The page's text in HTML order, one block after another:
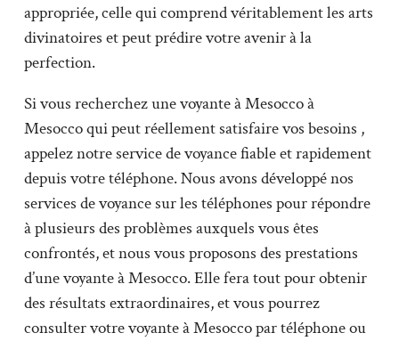
appropriée, celle qui comprend véritablement les arts
divinatoires et peut prédire votre avenir à la
perfection.
Si vous recherchez une voyante à Mesocco à
Mesocco qui peut réellement satisfaire vos besoins ,
appelez notre service de voyance fiable et rapidement
depuis votre téléphone. Nous avons développé nos
services de voyance sur les téléphones pour répondre
à plusieurs des problèmes auxquels vous êtes
confrontés, et nous vous proposons des prestations
d’une voyante à Mesocco. Elle fera tout pour obtenir
des résultats extraordinaires, et vous pourrez
consulter votre voyante à Mesocco par téléphone ou